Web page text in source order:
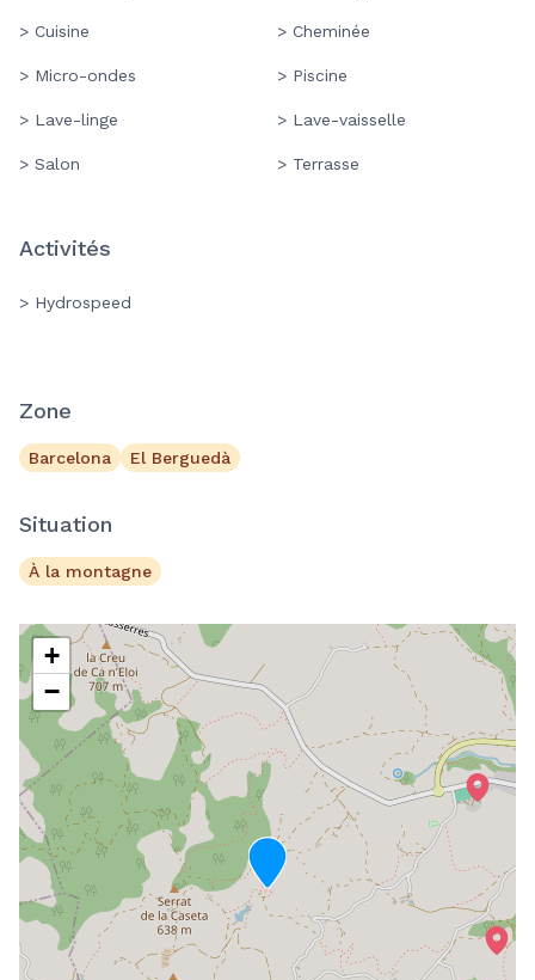
> Cuisine > Cheminée
> Micro-ondes > Piscine
> Lave-linge > Lave-vaisselle
> Salon > Terrasse
Activités
> Hydrospeed
Zone
Barcelona El Berguedà
Situation
À la montagne
+
−